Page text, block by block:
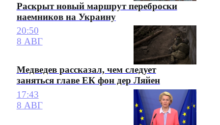
Раскрыт новый маршрут переброски
наемников на Украину
20:50
8 АВГ
Медведев рассказал, чем следует
заняться главе ЕК фон дер Ляйен
17:43
8 АВГ